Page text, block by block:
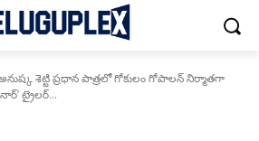
శెట్టి ప్రధాన పాత్రలో గోకులం గోపాలన్ నిర్మాతగా
ట్రైలర్...